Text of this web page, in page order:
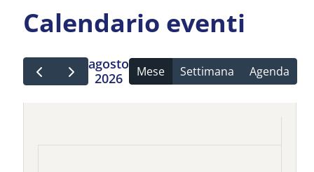
Calendario eventi
agosto
2026
Mese Settimana Agenda